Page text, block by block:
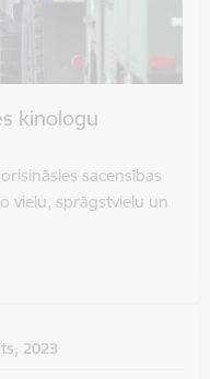
kinologu
sacensības
vielu, sprāgstvielu un
2023